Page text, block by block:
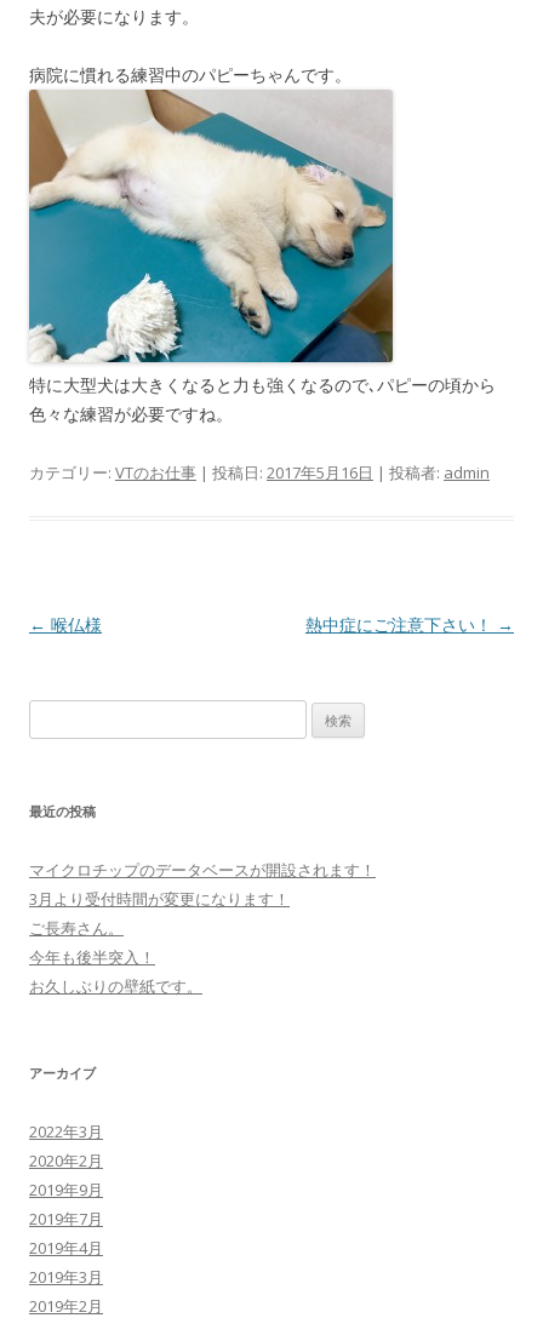
夫が必要になります。
病院に慣れる練習中のパピーちゃんです。
特に大型犬は大きくなると力も強くなるので､パピーの頃から
色々な練習が必要ですね。
カテゴリー: VTのお仕事 | 投稿日: 2017年5月16日 | 投稿者: admin
投稿ナビゲーション
← 喉仏様 熱中症にご注意下さい！ →
最近の投稿
マイクロチップのデータベースが開設されます！
3月より受付時間が変更になります！
ご長寿さん。
今年も後半突入！
お久しぶりの壁紙です。
アーカイブ
2022年3月
2020年2月
2019年9月
2019年7月
2019年4月
2019年3月
2019年2月